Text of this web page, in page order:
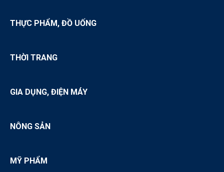
THỰC PHẨM, ĐỒ UỐNG
THỜI TRANG
GIA DỤNG, ĐIỆN MÁY
NÔNG SẢN
MỸ PHẨM